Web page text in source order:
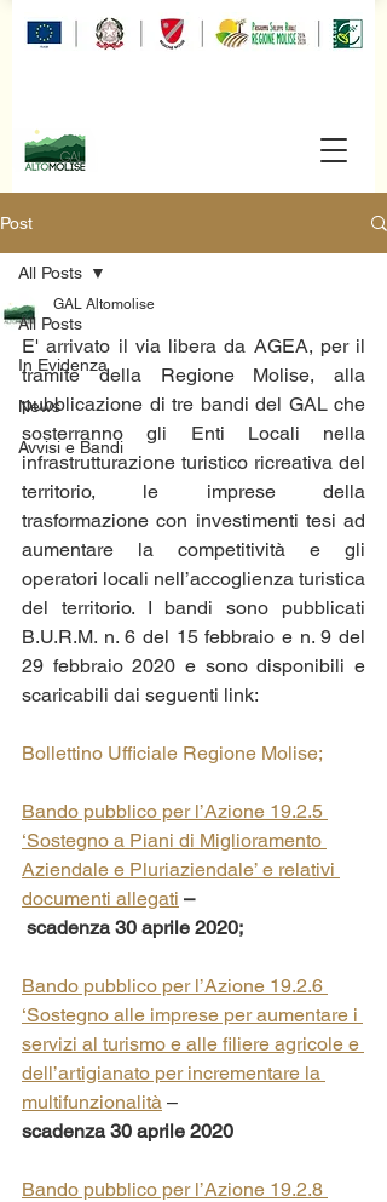
Post
All Posts
In Evidenza
News
Avvisi e Bandi
All Posts
GAL Altomolise
E' arrivato il via libera da AGEA, per il
tramite della Regione Molise, alla
pubblicazione di tre bandi del GAL che
sosterranno gli Enti Locali nella
infrastrutturazione turistico ricreativa del
territorio, le imprese della
trasformazione con investimenti tesi ad
aumentare la competitività e gli
operatori locali nell’accoglienza turistica
del territorio. I bandi sono pubblicati
B.U.R.M. n. 6 del 15 febbraio e n. 9 del
29 febbraio 2020 e sono disponibili e
scaricabili dai seguenti link:
Bollettino Ufficiale Regione Molise;
Bando pubblico per l’Azione 19.2.5
‘Sostegno a Piani di Miglioramento
Aziendale e Pluriaziendale’ e relativi
documenti allegati –
scadenza 30 aprile 2020;
Bando pubblico per l’Azione 19.2.6
‘Sostegno alle imprese per aumentare i
servizi al turismo e alle filiere agricole e
dell’artigianato per incrementare la
multifunzionalità –
scadenza 30 aprile 2020
Bando pubblico per l’Azione 19.2.8